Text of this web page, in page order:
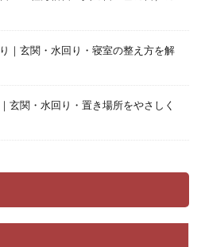
｜玄関・水回り・寝室の整え方を解
玄関・水回り・置き場所をやさしく